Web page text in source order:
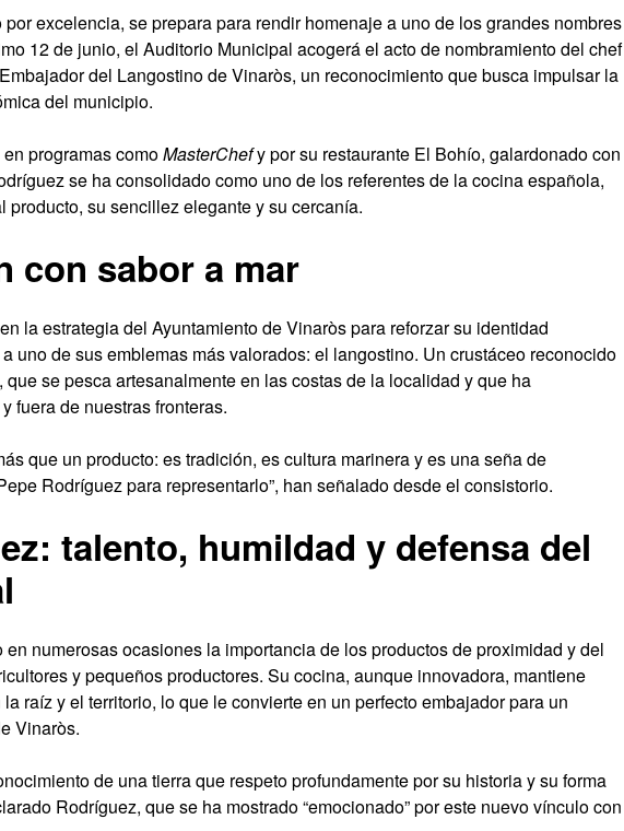
excelencia, se prepara para rendir homenaje a uno de los grandes nombres
12 de junio, el Auditorio Municipal acogerá el acto de nombramiento del chef
del Langostino de Vinaròs, un reconocimiento que busca impulsar la
del municipio.
programas comoMasterChefy por su restaurante El Bohío, galardonado con
se ha consolidado como uno de los referentes de la cocina española,
producto, su sencillez elegante y su cercanía.
con sabor a mar
la estrategia del Ayuntamiento de Vinaròs para reforzar su identidad
uno de sus emblemas más valorados: el langostino. Un crustáceo reconocido
que se pesca artesanalmente en las costas de la localidad y que ha
fuera de nuestras fronteras.
que un producto: es tradición, es cultura marinera y es una seña de
Rodríguez para representarlo”, han señalado desde el consistorio.
talento, humildad y defensa del
numerosas ocasiones la importancia de los productos de proximidad y del
y pequeños productores. Su cocina, aunque innovadora, mantiene
raíz y el territorio, lo que le convierte en un perfecto embajador para un
Vinaròs.
de una tierra que respeto profundamente por su historia y su forma
Rodríguez, que se ha mostrado “emocionado” por este nuevo vínculo con